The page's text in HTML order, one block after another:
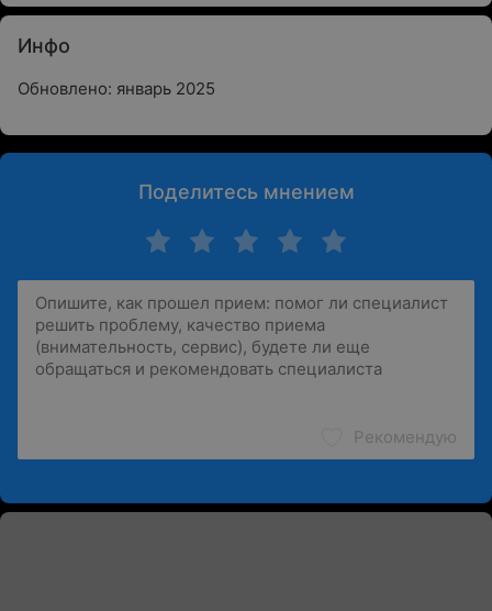
Инфо
Обновлено: январь 2025
Поделитесь мнением
Рекомендую